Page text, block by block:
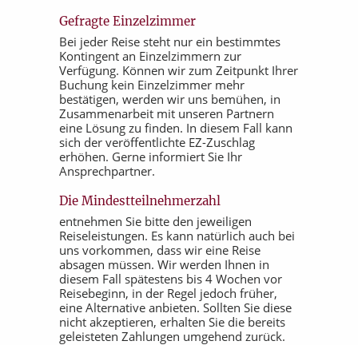
Gefragte Einzelzimmer
Bei jeder Reise steht nur ein bestimmtes
Kontingent an Einzelzimmern zur
Verfügung. Können wir zum Zeitpunkt Ihrer
Buchung kein Einzelzimmer mehr
bestätigen, werden wir uns bemühen, in
Zusammenarbeit mit unseren Partnern
eine Lösung zu finden. In diesem Fall kann
sich der veröffentlichte EZ-Zuschlag
erhöhen. Gerne informiert Sie Ihr
Ansprechpartner.
Die Mindestteilnehmerzahl
entnehmen Sie bitte den jeweiligen
Reiseleistungen. Es kann natürlich auch bei
uns vorkommen, dass wir eine Reise
absagen müssen. Wir werden Ihnen in
diesem Fall spätestens bis 4 Wochen vor
Reisebeginn, in der Regel jedoch früher,
eine Alternative anbieten. Sollten Sie diese
nicht akzeptieren, erhalten Sie die bereits
geleisteten Zahlungen umgehend zurück.